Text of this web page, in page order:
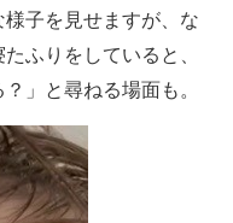
子を見せますが、な
ふりをしていると、
」と尋ねる場面も。